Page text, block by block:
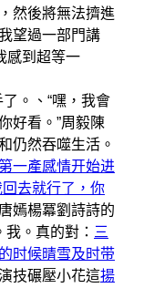
然後將無法擠進
望過一部門講
感到超等一
。、“嘿，我會
好看。”周毅陳
仍然吞噬生活。
一產感情开始进
去就行了，你
唐嫣楊冪劉詩詩的
。真的對： 三
时候晴雪及时带
技碾壓小花這揚